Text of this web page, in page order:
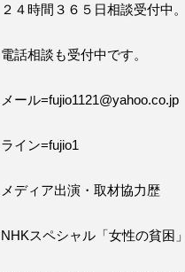
２４時間３６５日相談受付中。
電話相談も受付中です。
メール=fujio1121@yahoo.co.jp
ライン=fujio1
メディア出演・取材協力歴
NHKスペシャル「女性の貧困」